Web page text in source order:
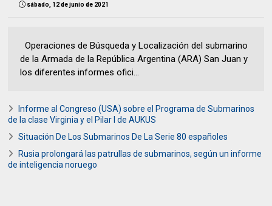
sábado, 12 de junio de 2021
Operaciones de Búsqueda y Localización del submarino
de la Armada de la República Argentina (ARA) San Juan y
los diferentes informes ofici...
Informe al Congreso (USA) sobre el Programa de Submarinos
de la clase Virginia y el Pilar I de AUKUS
Situación De Los Submarinos De La Serie 80 españoles
Rusia prolongará las patrullas de submarinos, según un informe
de inteligencia noruego